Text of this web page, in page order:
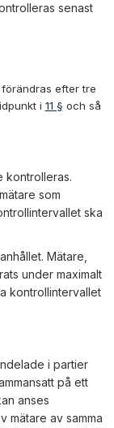
senast
efter tre
i 11 § och så
kontrolleras.
som
ska
Mätare,
under maximalt
kontrollintervallet
i partier
på ett
anses
mätare av samma